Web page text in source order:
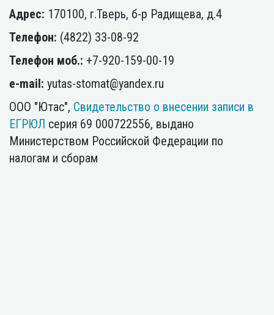
Адрес: 170100, г.Тверь, б-р Радищева, д.4
Телефон: (4822) 33-08-92
Телефон моб.: +7-920-159-00-19
e-mail: yutas-stomat@yandex.ru
ООО "Ютас", Свидетельство о внесении записи в
ЕГРЮЛ серия 69 000722556, выдано
Министерством Российской Федерации по
налогам и сборам